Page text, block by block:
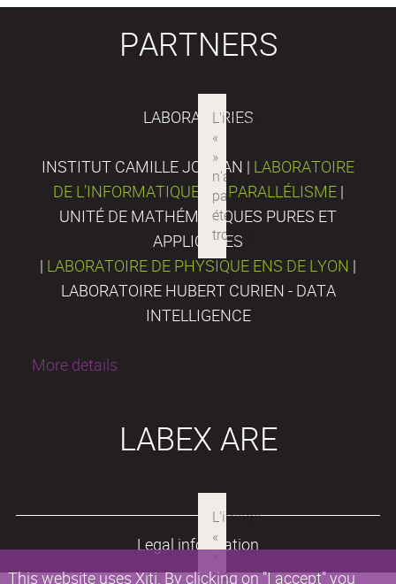
This website uses Xiti. By clicking on "I accept" you
PARTNERS
LABORATORIES
INSTITUT CAMILLE JORDAN | LABORATOIRE
DE L’INFORMATIQUE DU PARALLÉLISME |
UNITÉ DE MATHÉMATIQUES PURES ET
APPLIQUÉES
| LABORATOIRE DE PHYSIQUE ENS DE LYON |
LABORATOIRE HUBERT CURIEN - DATA
INTELLIGENCE
More details
LABEX ARE
Legal information